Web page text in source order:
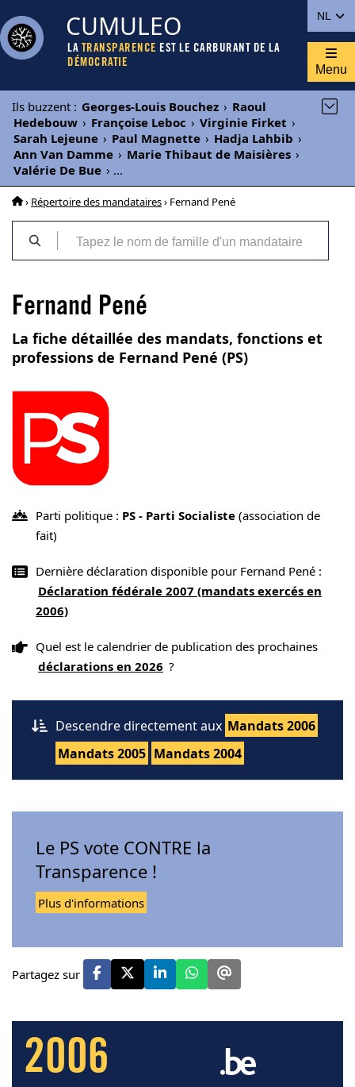
NL
CUMULEO
LA TRANSPARENCE EST LE CARBURANT DE LA
DÉMOCRATIE
Menu
Ils buzzent : Georges-Louis Bouchez › Raoul
Hedebouw › Françoise Leboc › Virginie Firket ›
Sarah Lejeune › Paul Magnette › Hadja Lahbib ›
Ann Van Damme › Marie Thibaut de Maisières ›
Valérie De Bue › ...
› Répertoire des mandataires› Fernand Pené
Fernand Pené
La fiche détaillée des mandats, fonctions et
professions de Fernand Pené (PS)
Parti politique : PS - Parti Socialiste (association de
fait)
Dernière déclaration disponible pour Fernand Pené :
Déclaration fédérale 2007 (mandats exercés en
2006)
Quel est le calendrier de publication des prochaines
déclarations en 2026 ?
Descendre directement aux Mandats 2006
Mandats 2005 Mandats 2004
Le PS vote CONTRE la
Transparence !
Plus d'informations
Partagez sur
2006